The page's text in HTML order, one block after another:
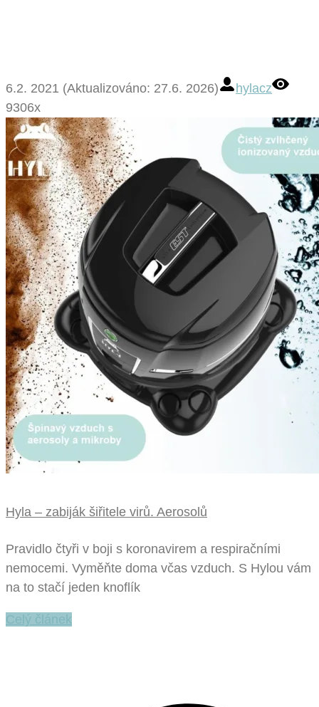
6.2. 2021 (Aktualizováno: 27.6. 2026)
hylacz
9306x
Hyla – zabiják šiřitele virů. Aerosolů
Pravidlo čtyři v boji s koronavirem a respiračními
nemocemi. Vyměňte doma včas vzduch. S Hylou vám
na to stačí jeden knoflík
Celý článek